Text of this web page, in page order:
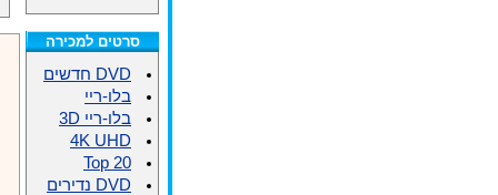
סרטים למכירה
DVD חדשים
בלו-ריי
בלו-ריי 3D
4K UHD
Top 20
DVD נדירים